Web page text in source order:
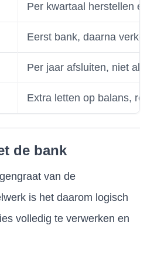
Per kwartaal herstellen
Eerst bank, daarna
Per jaar afsluiten, niet
Extra letten op balans,
de bank
van de
is het daarom logisch
volledig te verwerken en